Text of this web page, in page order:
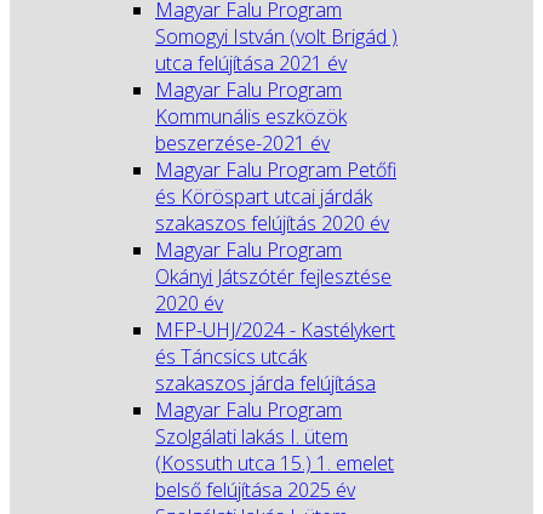
Magyar Falu Program
Somogyi István (volt Brigád )
utca felújítása 2021 év
Magyar Falu Program
Kommunális eszközök
beszerzése-2021 év
Magyar Falu Program Petőfi
és Köröspart utcai járdák
szakaszos felújítás 2020 év
Magyar Falu Program
Okányi Játszótér fejlesztése
2020 év
MFP-UHJ/2024 - Kastélykert
és Táncsics utcák
szakaszos járda felújítása
Magyar Falu Program
Szolgálati lakás I. ütem
(Kossuth utca 15.) 1. emelet
belső felújítása 2025 év